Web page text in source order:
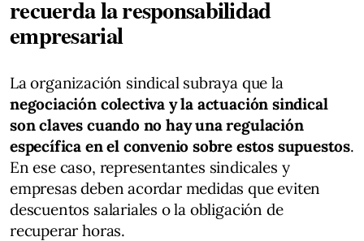
recuerda la responsabilidad
empresarial
La organización sindical subraya que la
negociación colectiva y la actuación sindical
son claves cuando no hay una regulación
específica en el convenio sobre estos supuestos.
En ese caso, representantes sindicales y
empresas deben acordar medidas que eviten
descuentos salariales o la obligación de
recuperar horas.